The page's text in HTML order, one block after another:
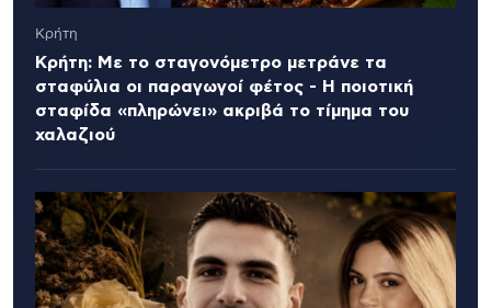
Κρήτη
Κρήτη: Με το σταγονόμετρο μετράνε τα
σταφύλια οι παραγωγοί φέτος - Η ποιοτική
σταφίδα «πληρώνει» ακριβά το τίμημα του
χαλαζιού